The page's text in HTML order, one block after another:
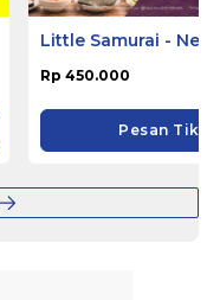
Little Samurai -
Rp 450.000
Pesan Tiket